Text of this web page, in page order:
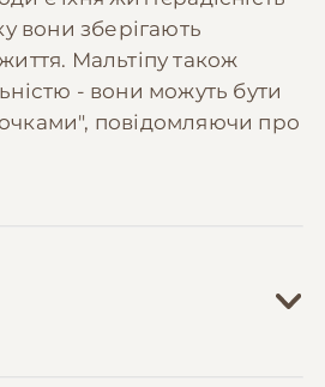
вони зберігають
Мальтіпу також
- вони можуть бути
повідомляючи про